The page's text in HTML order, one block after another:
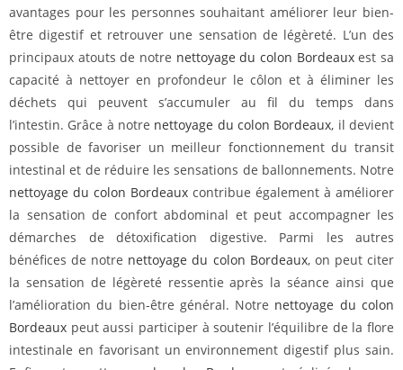
avantages pour les personnes souhaitant améliorer leur bien-
être digestif et retrouver une sensation de légèreté. L’un des
principaux atouts de notre nettoyage du colon Bordeauxest sa
capacité à nettoyer en profondeur le côlon et à éliminer les
déchets qui peuvent s’accumuler au fil du temps dans
l’intestin. Grâce à notre nettoyage du colon Bordeaux, il devient
possible de favoriser un meilleur fonctionnement du transit
intestinal et de réduire les sensations de ballonnements. Notre
nettoyage du colon Bordeaux contribue également à améliorer
la sensation de confort abdominal et peut accompagner les
démarches de détoxification digestive. Parmi les autres
bénéfices de notre nettoyage du colon Bordeaux, on peut citer
la sensation de légèreté ressentie après la séance ainsi que
l’amélioration du bien-être général. Notre nettoyage du colon
Bordeaux peut aussi participer à soutenir l’équilibre de la flore
intestinale en favorisant un environnement digestif plus sain.